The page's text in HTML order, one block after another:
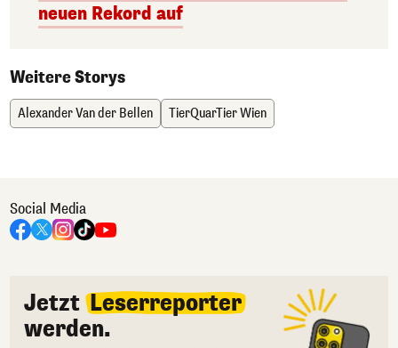
neuen Rekord auf
Weitere Storys
Alexander Van der Bellen TierQuarTier Wien
Social Media
Jetzt Leserreporter
werden.